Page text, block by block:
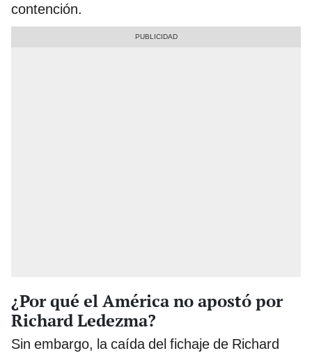
contención.
¿Por qué el América no apostó por
Richard Ledezma?
Sin embargo, la caída del fichaje de Richard